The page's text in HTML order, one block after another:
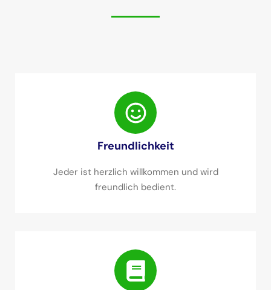
Freundlichkeit
Jeder ist herzlich willkommen und wird
freundlich bedient.